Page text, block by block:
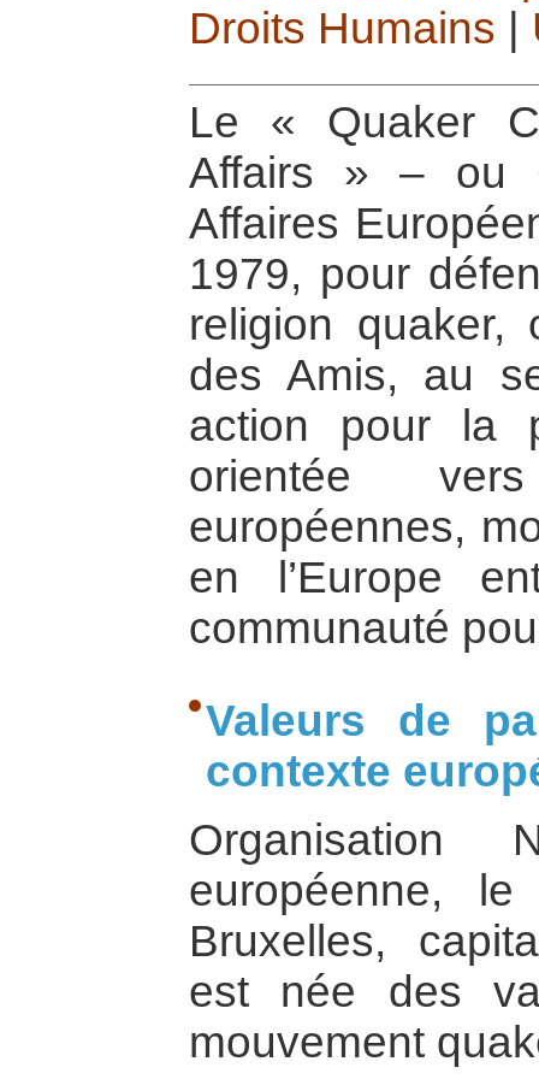
Droits Humains
Le « Quaker
Affairs » – ou
Affaires
1979, pour
religion quaker,
des Amis, au
action pour la
orientée
européennes,
en l’Europe
communauté
Valeurs de
contexte
Organisation
européenne,
Bruxelles,
est née des
mouvement